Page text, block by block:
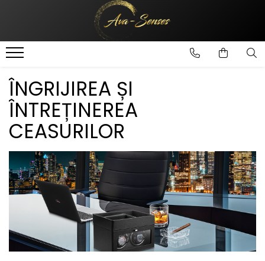
INGRIJIRE SI FRUMUSETE
ÎNGRIJIREA ȘI
ÎNTREȚINEREA
CEASURILOR